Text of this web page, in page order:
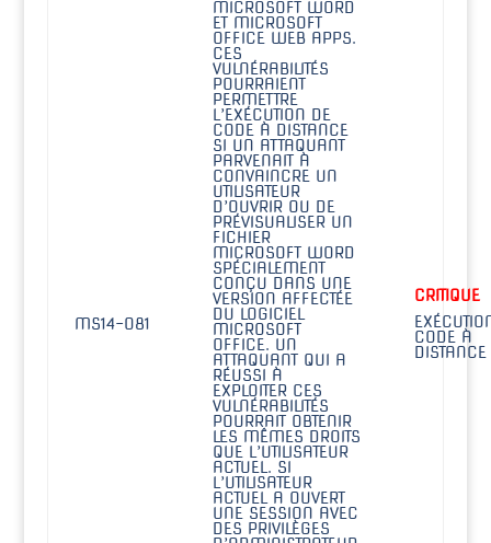
MS14-081
MICROSOFT WORD
ET MICROSOFT
OFFICE WEB APPS.
CES
VULNÉRABILITÉS
POURRAIENT
PERMETTRE
L’EXÉCUTION DE
CODE À DISTANCE
SI UN ATTAQUANT
PARVENAIT À
CONVAINCRE UN
UTILISATEUR
D’OUVRIR OU DE
PRÉVISUALISER UN
FICHIER
MICROSOFT WORD
SPÉCIALEMENT
CONÇU DANS UNE
VERSION AFFECTÉE
DU LOGICIEL
MICROSOFT
OFFICE. UN
ATTAQUANT QUI A
RÉUSSI À
EXPLOITER CES
VULNÉRABILITÉS
POURRAIT OBTENIR
LES MÊMES DROITS
QUE L’UTILISATEUR
ACTUEL. SI
L’UTILISATEUR
ACTUEL A OUVERT
UNE SESSION AVEC
DES PRIVILÈGES
CRITIQUE
CODE À
DISTANCE